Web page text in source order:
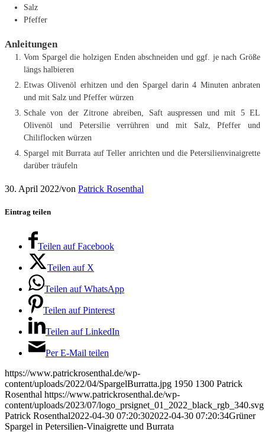
Salz
Pfeffer
Anleitungen
Vom Spargel die holzigen Enden abschneiden und ggf. je nach Größe
längs halbieren
Etwas Olivenöl erhitzen und den Spargel darin 4 Minuten anbraten
und mit Salz und Pfeffer würzen
Schale von der Zitrone abreiben, Saft auspressen und mit 5 EL
Olivenöl und Petersilie verrühren und mit Salz, Pfeffer und
Chiliflocken würzen
Spargel mit Burrata auf Teller anrichten und die Petersilienvinaigrette
darüber träufeln
30. April 2022/von Patrick Rosenthal
Eintrag teilen
Teilen auf Facebook
Teilen auf X
Teilen auf WhatsApp
Teilen auf Pinterest
Teilen auf LinkedIn
Per E-Mail teilen
https://www.patrickrosenthal.de/wp-
content/uploads/2022/04/SpargelBurratta.jpg 1950 1300 Patrick
Rosenthal https://www.patrickrosenthal.de/wp-
content/uploads/2023/07/logo_prsignet_01_2022_black_rgb_340.svg
Patrick Rosenthal2022-04-30 07:20:302022-04-30 07:20:34Grüner
Spargel in Petersilien-Vinaigrette und Burrata